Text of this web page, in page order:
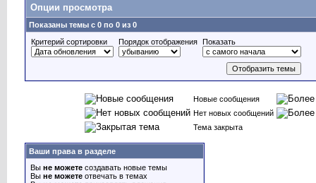
Опции просмотра
Показаны темы с 0 по 0 из 0
Критерий сортировки
Порядок отображения Показать
Новые сообщения
Нет новых сообщений
Тема закрыта
Ваши права в разделе
Вы не можете создавать новые темы
Вы не можете отвечать в темах